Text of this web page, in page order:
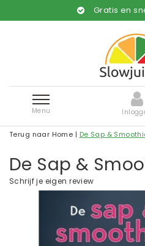
Gratis en
Menu
Terug naar Home | De Sap &
De Sap &
Schrijf je eigen review